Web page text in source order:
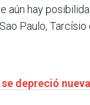
aún hay
Paulo,
depreció